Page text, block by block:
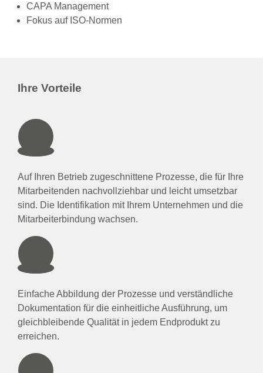
CAPA Management
Fokus auf ISO-Normen
Ihre Vorteile
Auf Ihren Betrieb zugeschnittene Prozesse, die für Ihre
Mitarbeitenden nachvollziehbar und leicht umsetzbar
sind. Die Identifikation mit Ihrem Unternehmen und die
Mitarbeiterbindung wachsen.
Einfache Abbildung der Prozesse und verständliche
Dokumentation für die einheitliche Ausführung, um
gleichbleibende Qualität in jedem Endprodukt zu
erreichen.